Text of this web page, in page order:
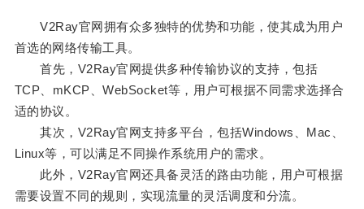
V2Ray官网拥有众多独特的优势和功能，使其成为用户
首选的网络传输工具。
首先，V2Ray官网提供多种传输协议的支持，包括
TCP、mKCP、WebSocket等，用户可根据不同需求选择合
适的协议。
其次，V2Ray官网支持多平台，包括Windows、Mac、
Linux等，可以满足不同操作系统用户的需求。
此外，V2Ray官网还具备灵活的路由功能，用户可根据
需要设置不同的规则，实现流量的灵活调度和分流。